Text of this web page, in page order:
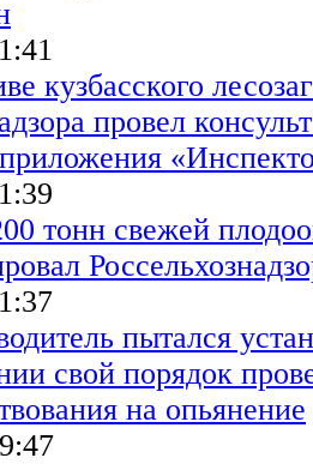
кузбасского
провел
тонн свежей
пытался
свой порядок
на опьянение